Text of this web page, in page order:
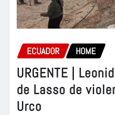
ECUADOR HOME
URGENTE |
de Lasso de
Urco